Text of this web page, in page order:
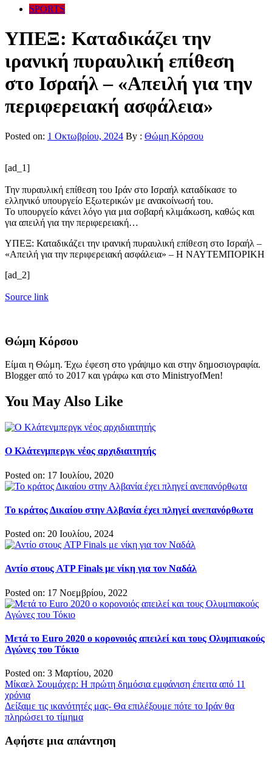
SPORTS
ΥΠΕΞ: Καταδικάζει την
ιρανική πυραυλική επίθεση
στο Ισραήλ – «Απειλή για την
περιφερειακή ασφάλεια»
Posted on: 1 Οκτωβρίου, 2024 By : Θώμη Κόρσου
[ad_1]
Την πυραυλική επίθεση του Ιράν στο Ισραήλ καταδίκασε το
ελληνικό υπουργείο Εξωτερικών με ανακοίνωσή του.
Το υπουργείο κάνει λόγο για μια σοβαρή κλιμάκωση, καθώς και
για απειλή για την περιφερειακή…
ΥΠΕΞ: Καταδικάζει την ιρανική πυραυλική επίθεση στο Ισραήλ –
«Απειλή για την περιφερειακή ασφάλεια» – Η ΝΑΥΤΕΜΠΟΡΙΚΗ
[ad_2]
Source link
Θώμη Κόρσου
Είμαι η Θώμη. Έχω έφεση στο γράψιμο και στην δημοσιογραφία.
Blogger από το 2017 και γράφω και στο MinistryofMen!
You May Also Like
Ο Κλάτενμπεργκ νέος αρχιδιαιτητής
Posted on: 17 Ιουλίου, 2020
Το κράτος Δικαίου στην Αλβανία έχει πληγεί ανεπανόρθωτα
Posted on: 20 Ιουλίου, 2024
Αντίο στους ATP Finals με νίκη για τον Ναδάλ
Posted on: 17 Νοεμβρίου, 2022
Μετά το Euro 2020 ο κορονοιός απειλεί και τους Ολυμπιακούς
Αγώνες του Τόκιο
Posted on: 3 Μαρτίου, 2020
Πλοήγηση
άρθρων
Μίκαελ Σουμάχερ: Η πρώτη δημόσια εμφάνιση έπειτα από 11
χρόνια
Δείξαμε τις ικανότητές μας- Θα επιλέξουμε πότε το Ιράν θα
πληρώσει το τίμημα
Αφήστε μια απάντηση